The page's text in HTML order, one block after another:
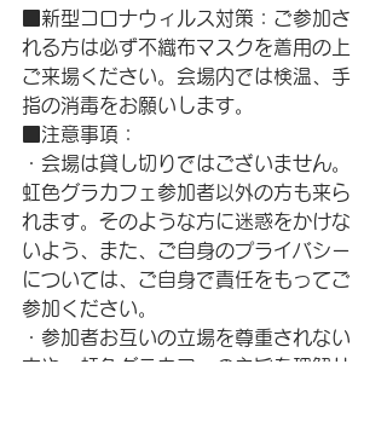
■新型コロナウィルス対策：ご参加さ
れる方は必ず不織布マスクを着用の上
ご来場ください。会場内では検温、手
指の消毒をお願いします。
■注意事項：
・会場は貸し切りではございません。
虹色グラカフェ参加者以外の方も来ら
れます。そのような方に迷惑をかけな
いよう、また、ご自身のプライバシー
については、ご自身で責任をもってご
参加ください。
・参加者お互いの立場を尊重されない
方や、虹色グラカフェの主旨を理解せ